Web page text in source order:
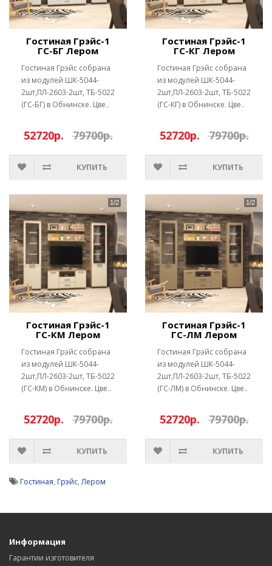
Гостиная Грэйс-1
ГС-БГ Лером
Гостиная Грэйс собрана
из модулей ШК-5044-
2шт,ПЛ-2603-2шт, ТБ-5022
(ГС-БГ) в Обнинске. Цве..
52720р. 79700р.
КУПИТЬ
Гостиная Грэйс-1
ГС-КГ Лером
Гостиная Грэйс собрана
из модулей ШК-5044-
2шт,ПЛ-2603-2шт, ТБ-5022
(ГС-КГ) в Обнинске. Цве..
52720р. 79700р.
КУПИТЬ
Гостиная Грэйс-1
ГС-КМ Лером
Гостиная Грэйс собрана
из модулей ШК-5044-
2шт,ПЛ-2603-2шт, ТБ-5022
(ГС-КМ) в Обнинске. Цве..
52720р. 79700р.
КУПИТЬ
Гостиная Грэйс-1
ГС-ЛМ Лером
Гостиная Грэйс собрана
из модулей ШК-5044-
2шт,ПЛ-2603-2шт, ТБ-5022
(ГС-ЛМ) в Обнинске. Цве..
52720р. 79700р.
КУПИТЬ
Гостиная, Грэйс,Лером
Информация
Гарантии изготовителя